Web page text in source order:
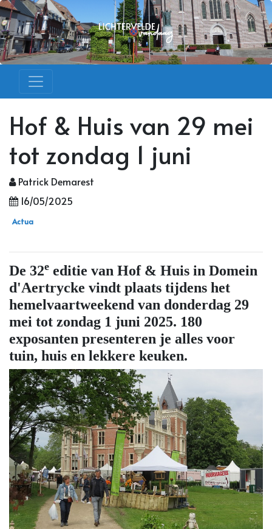
Hof & Huis van 29 mei
tot zondag 1 juni
Patrick Demarest
16/05/2025
Actua
De 32e editie van Hof & Huis in Domein
d'Aertrycke vindt plaats tijdens het
hemelvaartweekend van donderdag 29
mei tot zondag 1 juni 2025. 180
exposanten presenteren je alles voor
tuin, huis en lekkere keuken.